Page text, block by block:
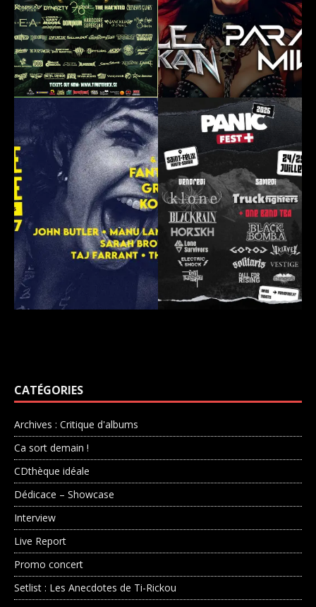
CATÉGORIES
Archives : Critique d'albums
Ca sort demain !
CDthèque idéale
Dédicace – Showcase
Interview
Live Report
Promo concert
Setlist : Les Anecdotes de Ti-Rickou